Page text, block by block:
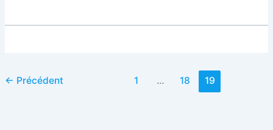
← Précédent 1 … 18 19